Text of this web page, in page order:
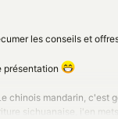
les conseils et
présentation
chinois mandarin, c'est
sichuanaise, j'en